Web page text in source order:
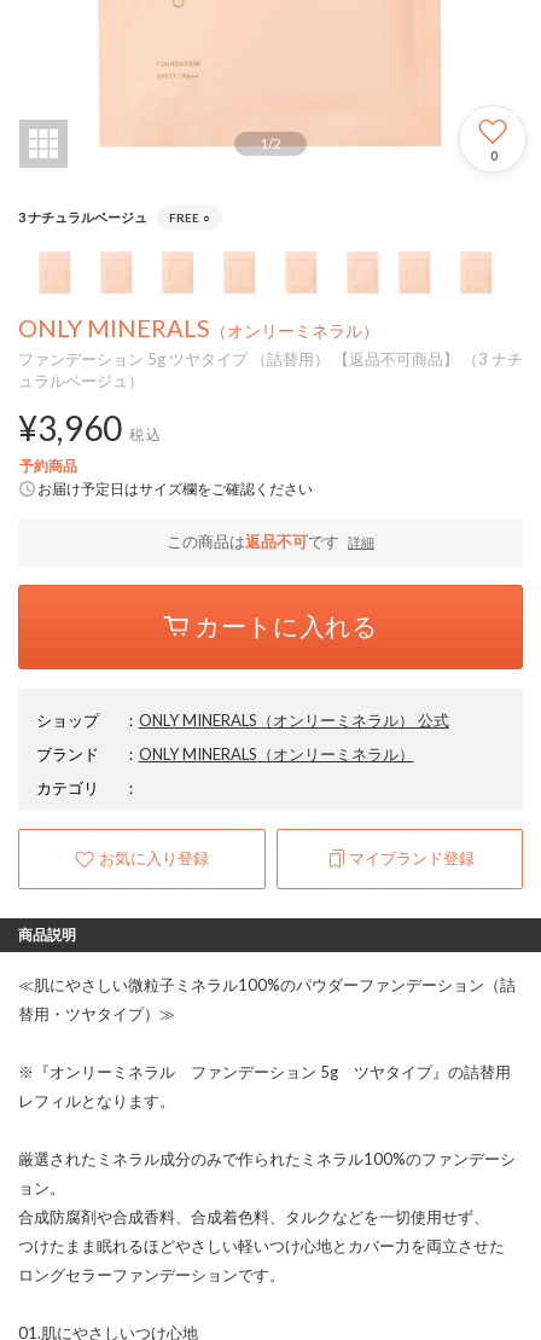
1/2
0
3 ナチュラルベージュ FREE ○
ONLY MINERALS （オンリーミネラル）
ファンデーション 5g ツヤタイプ （詰替用） 【返品不可商品】 （3 ナチ
ュラルベージュ）
¥3,960 税込
予約商品
お届け予定日はサイズ欄をご確認ください
この商品は返品不可です 詳細
カートに入れる
ショップ ： ONLY MINERALS（オンリーミネラル） 公式
ブランド
： ONLY MINERALS （オンリーミネラル）
カテゴリ
：
お気に入り登録 マイブランド登録
商品説明
≪肌にやさしい微粒子ミネラル100%のパウダーファンデーション（詰
替用・ツヤタイプ）≫
※『オンリーミネラル ファンデーション 5g ツヤタイプ』の詰替用
レフィルとなります。
厳選されたミネラル成分のみで作られたミネラル100%のファンデーシ
ョン。
合成防腐剤や合成香料、合成着色料、タルクなどを一切使用せず、
つけたまま眠れるほどやさしい軽いつけ心地とカバー力を両立させた
ロングセラーファンデーションです。
01.肌にやさしいつけ心地